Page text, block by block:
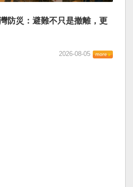
防災：避難不只是撤離，更
2026-08-05